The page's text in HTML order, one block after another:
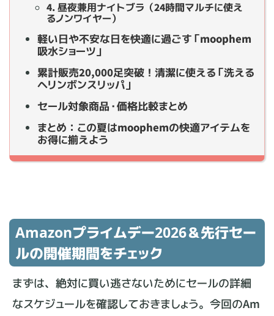
4. 昼夜兼用ナイトブラ（24時間マルチに使え
るノンワイヤー）
軽い日や不安な日を快適に過ごす「moophem
吸水ショーツ」
累計販売20,000足突破！清潔に使える「洗える
ヘリンボンスリッパ」
セール対象商品・価格比較まとめ
まとめ：この夏はmoophemの快適アイテムを
お得に揃えよう
Amazonプライムデー2026＆先行セー
ルの開催期間をチェック
まずは、絶対に買い逃さないためにセールの詳細
なスケジュールを確認しておきましょう。今回のAm